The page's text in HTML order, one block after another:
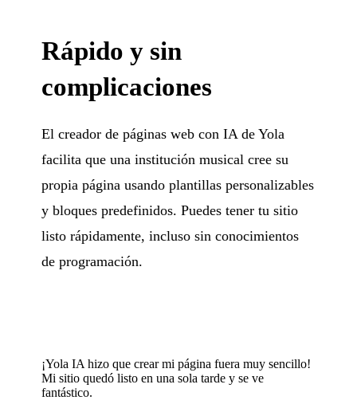
Rápido y sin
complicaciones
El creador de páginas web con IA de Yola
facilita que una institución musical cree su
propia página usando plantillas personalizables
y bloques predefinidos. Puedes tener tu sitio
listo rápidamente, incluso sin conocimientos
de programación.
¡Yola IA hizo que crear mi página fuera muy sencillo!
Mi sitio quedó listo en una sola tarde y se ve
fantástico.